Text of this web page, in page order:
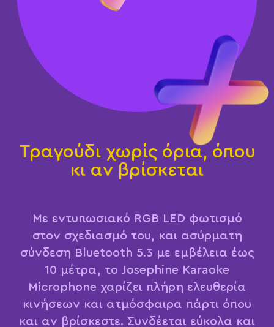
Τραγούδι χωρίς όρια, όπου
κι αν βρίσκεται
Με εντυπωσιακό RGB LED φωτισμό
στον σχεδιασμό του, και ασύρματη
σύνδεση Bluetooth 5.3 με εμβέλεια έως
10 μέτρα, το Josephine Karaoke
Microphone χαρίζει πλήρη ελευθερία
κινήσεων και ατμόσφαιρα πάρτι όπου
και αν βρίσκεστε. Συνδέεται εύκολα και